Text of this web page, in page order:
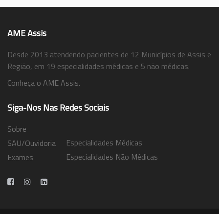
AME Assis
Desde 2013 atendendo pacientes de 12 Municípios de Assis e
Região, em 19 especialidades médicas e 5 não médicas.
Conheça o AME Assis.
Siga-Nos Nas Redes Sociais
Sobre
SAU/Ouvidoria
Exames
Especialidades Médicas
Especialidades Não Médicas